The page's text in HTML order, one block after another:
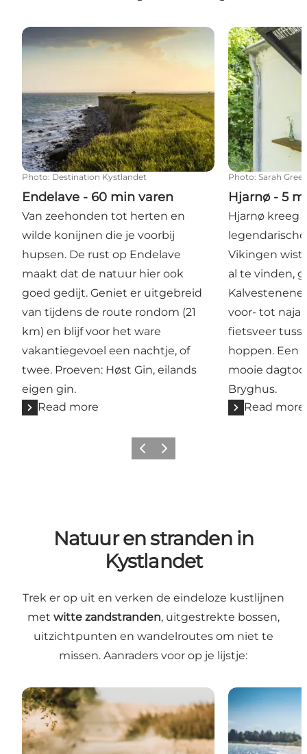
Endelave - 60 min varen
Photo: Destination Kystlandet
Endelave - 60 min varen
Van zeehonden tot herten en
wilde konijnen die je voorbij
hupsen. De rust op Endelave
maakt dat de natuur hier ook
goed gedijt. Geniet er uitgebreid
van tijdens de route rondom (21
km) en blijf voor het ware
vakantiegevoel een nachtje, of
twee. Proeven: Høst Gin, eilands
eigen gin.
Read more
Hjarnø - 5
Photo: Sarah
Hjarnø - 5
Hjarnø kreeg
Vikingen
al te vinden,
voor- tot
fietsveer
hoppen. Een
mooie
Bryghus.
Read more
Previous
Next
Natuur en stranden in
Kystlandet
Trek er op uit en verken de eindeloze kustlijnen
met witte zandstranden, uitgestrekte bossen,
uitzichtpunten en wandelroutes om niet te
missen. Aanraders voor op je lijstje:
Wandelroutes om niet te missen Riviera met